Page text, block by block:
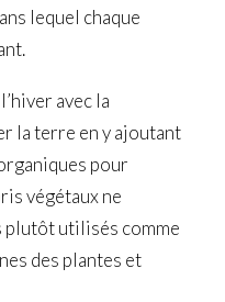
lequel chaque
avec la
la terre en y ajoutant
pour
végétaux ne
plutôt utilisés comme
des plantes et